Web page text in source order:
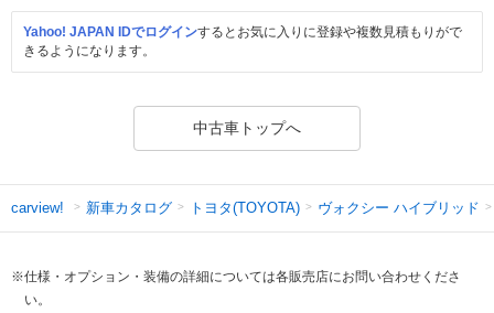
Yahoo! JAPAN IDでログインするとお気に入りに登録や複数見積もりがで
きるようになります。
中古車トップへ
carview! 新車カタログ トヨタ(TOYOTA) ヴォクシー ハイブリッド
※仕様・オプション・装備の詳細については各販売店にお問い合わせくださ
い。